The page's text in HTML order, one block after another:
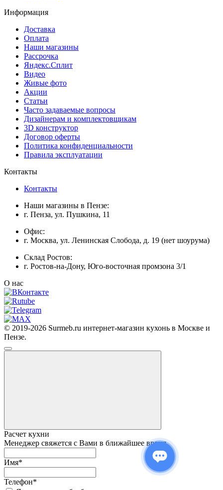
Информация
Доставка
Оплата
Наши магазины
Рассрочка
Яндекс.Сплит
Видео
Живые фото
Акции
Статьи
Часто задаваемые вопросы
Дизайнерам и комплектовщикам
3D конструктор
Договор оферты
Политика конфиденциальности
Правила эксплуатации
Контакты
Контакты
Наши магазины в Пензе:
г. Пенза, ул. Пушкина, 11
Офис:
г. Москва, ул. Ленинская Слобода, д. 19 (нет шоурума)
Склад Ростов:
г. Ростов-на-Дону, Юго-восточная промзона 3/1
О нас
© 2019-2026 Surmeb.ru интернет-магазин кухонь в Москве и
Пензе.
Расчет кухни
Менеджер свяжется с Вами в ближайшее время
Имя*
Телефон*